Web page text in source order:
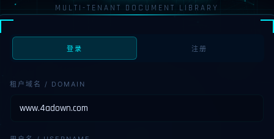
MULTI-TENANT DOCUMENT LIBRARY
登录 注册
租户域名 / DOMAIN